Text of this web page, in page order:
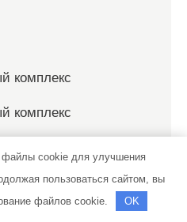
комплекс
комплекс
файлы cookie для улучшения
пользоваться сайтом, вы
файлов cookie.
OK